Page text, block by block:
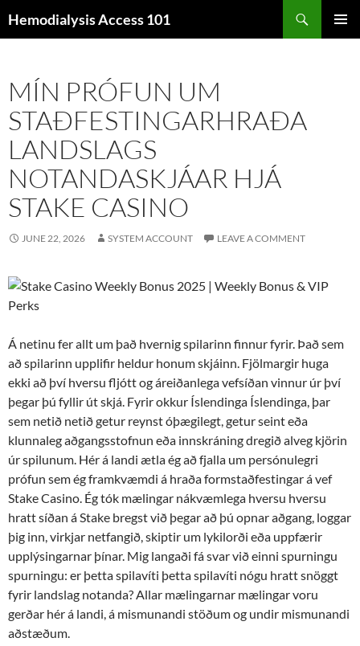
toHemodialysis Access 101
MÍN PRÓFUN UM
STAÐFESTINGARHRAÐA
LANDSLAGS
NOTANDASKJÁAR HJÁ
STAKE CASINO
JUNE 22, 2026 SYSTEM ACCOUNT LEAVE A COMMENT
Á netinu fer allt um það hvernig spilarinn finnur fyrir. Það sem
að spilarinn upplifir heldur honum skjáinn. Fjölmargir huga
ekki að því hversu fljótt og áreiðanlega vefsíðan vinnur úr því
þegar þú fyllir út skjá. Fyrir okkur Íslendinga Íslendinga, þar
sem netið netið getur reynst óþægilegt, getur seint eða
klunnaleg aðgangsstofnun eða innskráning dregið alveg kjörin
úr spilunum. Hér á landi ætla ég að fjalla um persónulegri
prófun sem ég framkvæmdi á hraða formstaðfestingar á vef
Stake Casino. Ég tók mælingar nákvæmlega hversu hversu
hratt síðan á Stake bregst við þegar að þú opnar aðgang, loggar
þig inn, virkjar netfangið, skiptir um lykilorði eða uppfærir
upplýsingarnar þínar. Mig langaði fá svar við einni spurningu
spurningu: er þetta spilavíti þetta spilavíti nógu hratt snöggt
fyrir landslag notanda? Allar mælingarnar mælingar voru
gerðar hér á landi, á mismunandi stöðum og undir mismunandi
aðstæðum.